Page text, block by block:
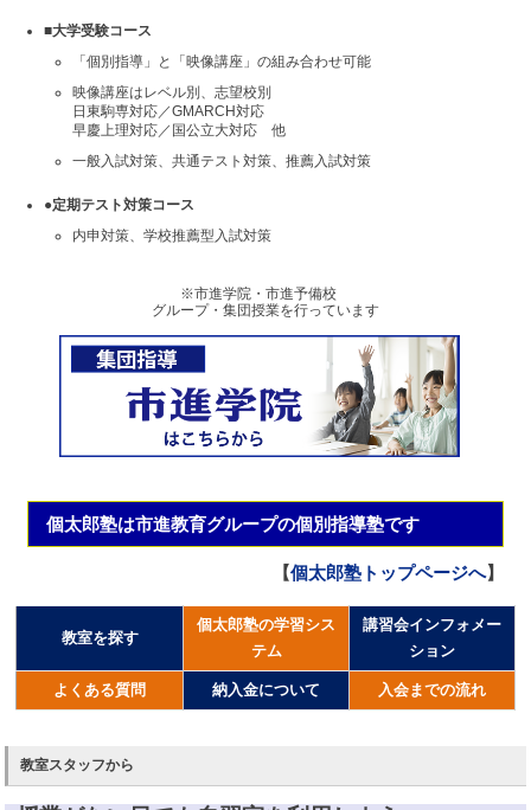
■大学受験コース
「個別指導」と「映像講座」の組み合わせ可能
映像講座はレベル別、志望校別
日東駒専対応／GMARCH対応
早慶上理対応／国公立大対応 他
一般入試対策、共通テスト対策、推薦入試対策
●定期テスト対策コース
内申対策、学校推薦型入試対策
※市進学院・市進予備校
グループ・集団授業を行っています
個太郎塾は市進教育グループの個別指導塾です
【個太郎塾トップページへ】
教室を探す
個太郎塾の学習シス
テム
講習会インフォメー
ション
よくある質問 納入金について 入会までの流れ
教室スタッフから